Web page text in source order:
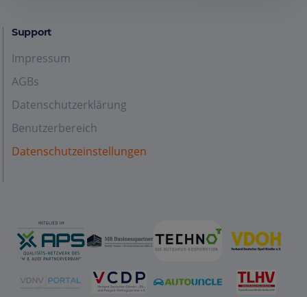
Support
Impressum
AGBs
Datenschutzerklärung
Benutzerbereich
Datenschutzeinstellungen